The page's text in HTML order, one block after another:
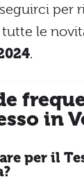
per
le
.
in
per il